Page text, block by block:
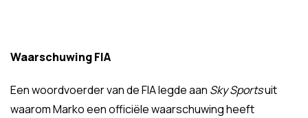
Waarschuwing FIA
Een woordvoerder van de FIA legde aan Sky Sportsuit
waarom Marko een officiële waarschuwing heeft